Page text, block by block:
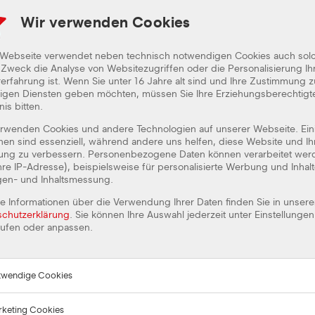
Wir verwenden Cookies
verwendet neben technisch notwendigen Cookies auch
die Analyse von Websitezugriffen oder die Personalisierung
ist. Wenn Sie unter 16 Jahre alt sind und Ihre Zustimmung
Diensten geben möchten, müssen Sie Ihre
bitten.
Cookies und andere Technologien auf unserer Webseite.
sind essenziell, während andere uns helfen, diese Website und
zu verbessern. Personenbezogene Daten können verarbeitet
IP-Adresse), beispielsweise für personalisierte Werbung und
und Inhaltsmessung.
Informationen über die Verwendung Ihrer Daten finden Sie in
. Sie können Ihre Auswahl jederzeit unter Einstellungen
oder anpassen.
Cookies
Cookies
BEWERBUNG ANGABEN
PERSÖNLICHE ANGABEN
Anrede* Herr Frau
Vorname*